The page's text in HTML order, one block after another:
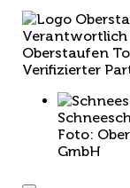
Oberstaufen
Verifizierter
Foto:
GmbH